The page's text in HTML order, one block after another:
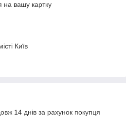
на вашу картку
Київ
14 днів за рахунок покупця